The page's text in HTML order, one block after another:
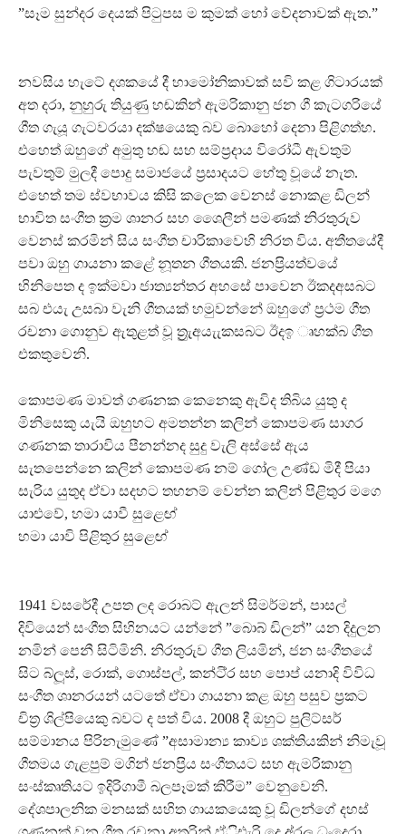
”සෑම සුන්දර දෙයක් පිටුපස ම කුමක් හෝ වේදනාවක් ඇත.”
නවසිය හැටේ දශකයේ දී හාමෝනිකාවක් සවි කළ ගිටාරයක්
අත දරා, නුහුරු තියුණු හඬකින් ඇමරිකානු ජන ගී කැටගරියේ
ගීත ගැයූ ගැටවරයා දක්ෂයෙකු බව බොහෝ දෙනා පිළිගත්හ.
එහෙත් ඔහුගේ අමුතු හඬ සහ සම්ප‍්‍රදාය විරෝධී ඇවතුම්
පැවතුම් මුලදී පොදු සමාජයේ ප‍්‍රසාදයට හේතු වූයේ නැත.
එහෙත් තම ස්වභාවය කිසි කලෙක වෙනස් නොකළ ඩිලන්
භාවිත සංගීත ක‍්‍රම ශානර සහ ශෛලීන් පමණක් නිරතුරුව
වෙනස් කරමින් සිය සංගීත චාරිකාවෙහි නිරත විය. අතීතයේදී
පවා ඔහු ගායනා කළේ නූතන ගීතයකි. ජනප‍්‍රියත්වයේ
හිනිපෙත ද ඉක්මවා ජාත්‍යන්තර අහසේ පාවෙන ඊකදඅසබට
සබ එයැ උසබා වැනි ගීතයක් හමුවන්නේ ඔහුගේ ප‍්‍රථම ගීත
රචනා ගොනුව ඇතුළත් වූ ත්‍රුැඅයැැකසබට ඊදඉ ෘහක්බ ගීත
එකතුවෙනි.
කොපමණ මාවත් ගණනක කෙනෙකු ඇවිද තිබිය යුතු ද
මිනිසෙකු යැයි ඔහුහට අමතන්න කලින් කොපමණ සාගර
ගණනක තාරාවිය පීනන්නද සුදු වැලි අස්සේ ඇය
සැතපෙන්නෙ කලින් කොපමණ නම් ගෝල උණ්ඩ මිදී පියා
සැරිය යුතුද ඒවා සදහට තහනම් වෙන්න කලින් පිළිතුර මගෙ
යාළුවේ, හමා යාවී සුළෙඟ්
හමා යාවි පිළිතුර සුළෙඟ්
1941 වසරේදී උපත ලද රොබට් ඇලන් සිමර්මන්, පාසල්
දිවියෙන් සංගීත සිහිනයට යන්නේ ”බොබ් ඩිලන්” යන දිදුලන
නමින් පෙනී සිටිමිනි. නිරතුරුව ගීත ලියමින්, ජන සංගීතයේ
සිට බ්ලූස්, රොක්, ගොස්පල්, කන්ටි‍්‍ර සහ පොප් යනාදි විවිධ
සංගීත ශානරයන් යටතේ ඒවා ගායනා කළ ඔහු පසුව ප‍්‍රකට
චිත‍්‍ර ශිල්පියෙකු බවට ද පත් විය. 2008 දී ඔහුට පුලිට්සර්
සම්මානය පිරිනැමුණේ ”අසාමාන්‍ය කාව්‍ය ශක්තියකින් නිමැවූ
ගීතමය ගැළපුම් මගින් ජනප‍්‍රිය සංගීතයට සහ ඇමරිකානු
සංස්කෘතියට ඉදිරිගාමී බලපෑමක් කිරීම” වෙනුවෙනි.
දේශපාලනික මනසක් සහිත ගායකයෙකු වූ ඩිලන්ගේ දහස්